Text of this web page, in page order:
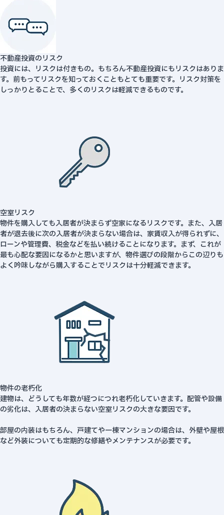
不動産投資のリスク
投資には、リスクは付きもの。もちろん不動産投資にもリスクはありま
す。前もってリスクを知っておくこともとても重要です。リスク対策を
しっかりとることで、多くのリスクは軽減できるものです。
空室リスク
物件を購入しても入居者が決まらず空家になるリスクです。また、入居
者が退去後に次の入居者が決まらない場合は、家賃収入が得られずに、
ローンや管理費、税金などを払い続けることになります。まず、これが
最も心配な要因になるかと思いますが、物件選びの段階からこの辺りも
よく吟味しながら購入することでリスクは十分軽減できます。
物件の老朽化
建物は、どうしても年数が経つにつれ老朽化していきます。配管や設備
の劣化は、入居者の決まらない空室リスクの大きな要因です。
部屋の内装はもちろん、戸建てや一棟マンションの場合は、外壁や屋根
など外装についても定期的な修繕やメンテナンスが必要です。